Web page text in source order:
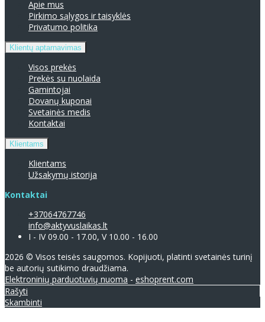
Apie mus
Pirkimo sąlygos ir taisyklės
Privatumo politika
Klientų aptarnavimas
Visos prekės
Prekės su nuolaida
Gamintojai
Dovanų kuponai
Svetainės medis
Kontaktai
Klientams
Klientams
Užsakymų istorija
Kontaktai
+37064767746
info@aktyvuslaikas.lt
I - IV 09.00 - 17.00, V 10.00 - 16.00
2026 © Visos teisės saugomos. Kopijuoti, platinti svetainės turinį
be autorių sutikimo draudžiama.
Elektroninių parduotuvių nuoma - eshoprent.com
Rašyti
Skambinti